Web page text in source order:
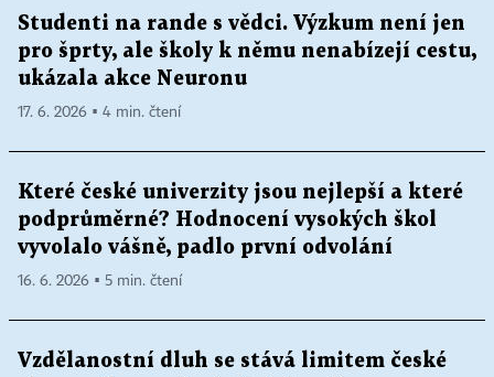
Studenti na rande s vědci. Výzkum není jen
pro šprty, ale školy k němu nenabízejí cestu,
ukázala akce Neuronu
17. 6. 2026 ▪ 4 min. čtení
Které české univerzity jsou nejlepší a které
podprůměrné? Hodnocení vysokých škol
vyvolalo vášně, padlo první odvolání
16. 6. 2026 ▪ 5 min. čtení
Vzdělanostní dluh se stává limitem české